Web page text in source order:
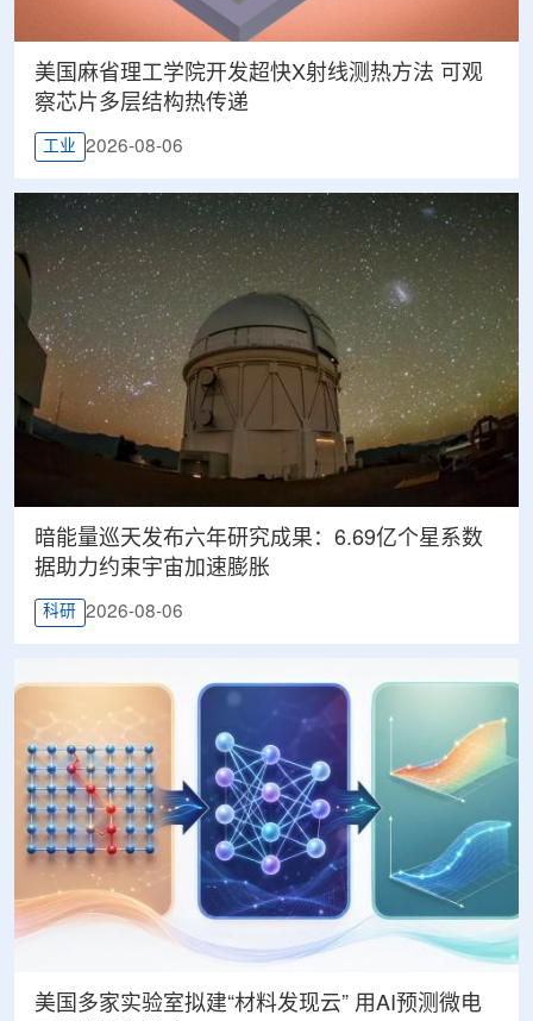
美国麻省理工学院开发超快X射线测热方法 可观
察芯片多层结构热传递
工业 2026-08-06
暗能量巡天发布六年研究成果：6.69亿个星系数
据助力约束宇宙加速膨胀
科研 2026-08-06
美国多家实验室拟建“材料发现云” 用AI预测微电